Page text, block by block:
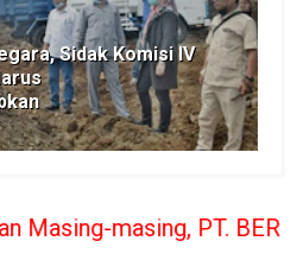
Sidak Komisi IV
BERITA RAKYAT